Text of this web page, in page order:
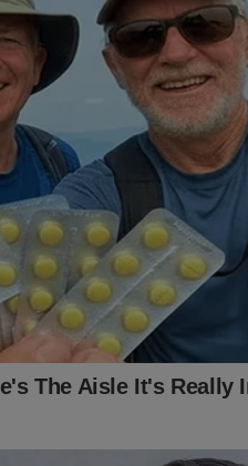
petista Luiz Inácio Lula da
Aproveite enquanto é
homem-mais-desonesto-do-